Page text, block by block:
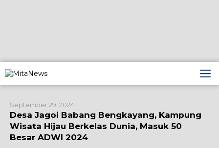
ke
konten
September 29, 2024
Desa Jagoi Babang Bengkayang, Kampung
Wisata Hijau Berkelas Dunia, Masuk 50
Besar ADWI 2024